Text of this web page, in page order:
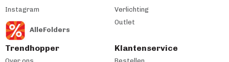
Instagram
AlleFolders
Verlichting
Outlet
Trendhopper Klantenservice